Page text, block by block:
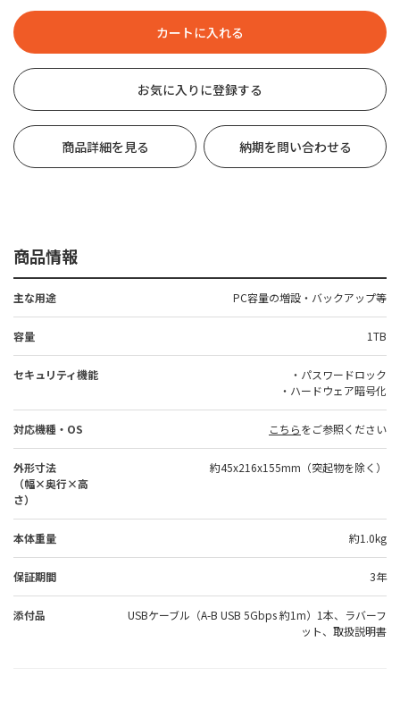
お気に入りに登録する
商品詳細を見る 納期を問い合わせる
商品情報
主な用途 PC容量の増設・バックアップ等
容量 1TB
セキュリティ機能
・パスワードロック
・ハードウェア暗号化
対応機種・OS こちらをご参照ください
外形寸法
（幅×奥行×高
さ）
約45x216x155mm（突起物を除く）
本体重量 約1.0kg
保証期間 3年
添付品
USBケーブル（A-B USB 5Gbps 約1m）1本、ラバーフ
ット、取扱説明書